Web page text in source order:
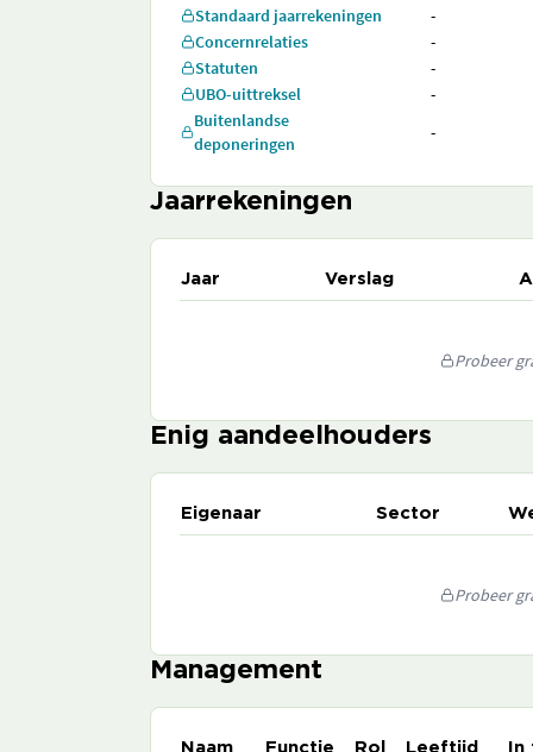
Standaard jaarrekeningen
-
Concernrelaties
-
Statuten
-
UBO-uittreksel
-
Buitenlandse
deponeringen
-
Jaarrekeningen
Jaar Verslag
Probeer
Enig aandeelhouders
Eigenaar Sector
Probeer
Management
Naam Functie Rol Leeftijd